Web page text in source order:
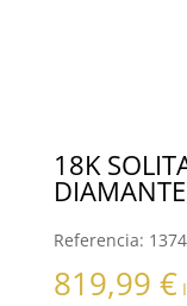
18K
Referencia: 1374
819,99 €